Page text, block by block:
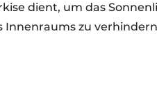
dient, um das
Innenraums zu